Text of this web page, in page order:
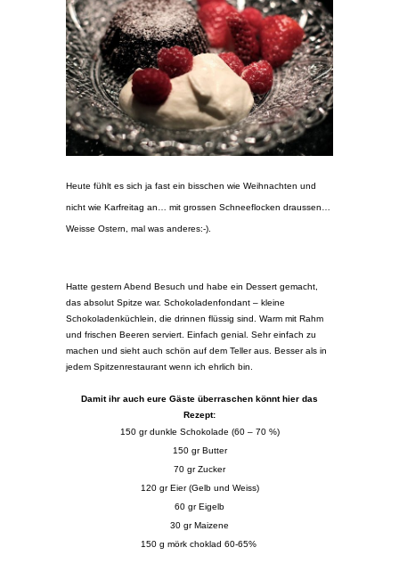
Heute fühlt es sich ja fast ein bisschen wie Weihnachten und
nicht wie Karfreitag an… mit grossen Schneeflocken draussen…
Weisse Ostern, mal was anderes:-).
Hatte gestern Abend Besuch und habe ein Dessert gemacht,
das absolut Spitze war. Schokoladenfondant – kleine
Schokoladenküchlein, die drinnen flüssig sind. Warm mit Rahm
und frischen Beeren serviert. Einfach genial. Sehr einfach zu
machen und sieht auch schön auf dem Teller aus. Besser als in
jedem Spitzenrestaurant wenn ich ehrlich bin.
Damit ihr auch eure Gäste überraschen könnt hier das
Rezept:
150 gr dunkle Schokolade (60 – 70 %)
150 gr Butter
70 gr Zucker
120 gr Eier (Gelb und Weiss)
60 gr Eigelb
30 gr Maizene
150 g mörk choklad 60-65%